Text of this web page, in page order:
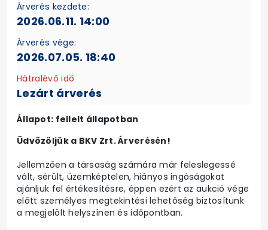
Árverés kezdete:
2026.06.11. 14:00
Árverés vége:
2026.07.05. 18:40
Hátralévő idő
Lezárt árverés
Állapot: fellelt állapotban
Üdvözöljük a BKV Zrt. Árverésén!
Jellemzően a társaság számára már feleslegessé
vált, sérült, üzemképtelen, hiányos ingóságokat
ajánljuk fel értékesítésre, éppen ezért az aukció vége
előtt személyes megtekintési lehetőség biztosítunk
a megjelölt helyszínen és időpontban.